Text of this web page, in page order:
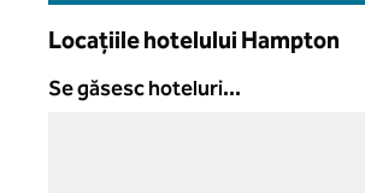
Locațiile hotelului Hampton
Se găsesc hoteluri...